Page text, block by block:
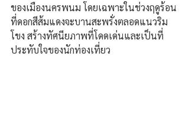
ของเมืองนครพนม โดยเฉพาะในช่วงฤดูร้อน
ที่ดอกสีส้มแดงจะบานสะพรั่งตลอดแนวริม
โขง สร้างทัศนียภาพที่โดดเด่นและเป็นที่
ประทับใจของนักท่องเที่ยว